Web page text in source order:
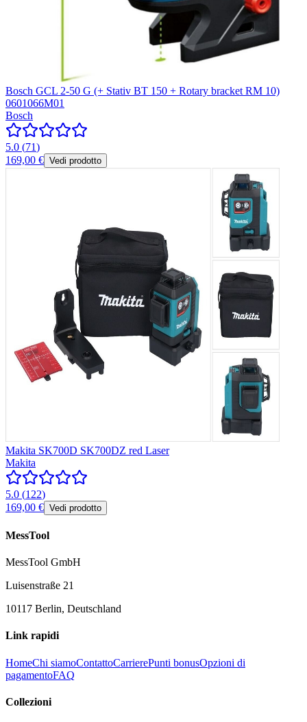
Bosch GCL 2-50 G (+ Stativ BT 150 + Rotary bracket RM 10)
0601066M01
Bosch
5.0 (71)
169,00 € Vedi prodotto
Makita SK700D SK700DZ red Laser
Makita
5.0 (122)
169,00 € Vedi prodotto
MessTool
MessTool GmbH
Luisenstraße 21
10117 Berlin, Deutschland
Link rapidi
HomeChi siamoContattoCarrierePunti bonusOpzioni di
pagamentoFAQ
Collezioni